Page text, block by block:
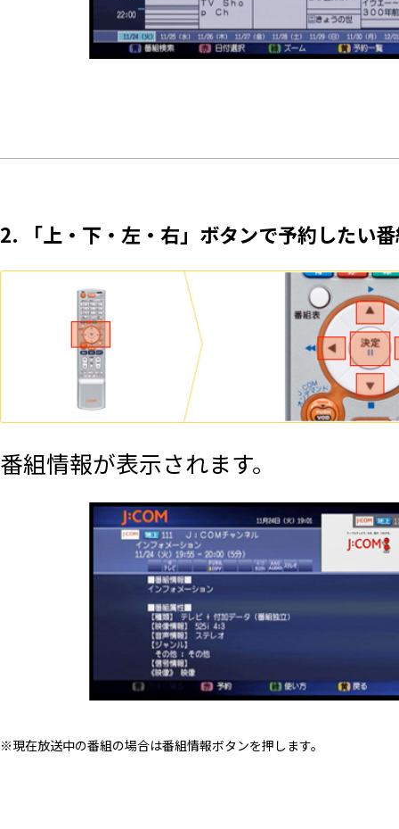
2. 「上・下・左・右」ボタンで予約したい
番組情報が表示されます。
※現在放送中の番組の場合は番組情報ボタンを押します。